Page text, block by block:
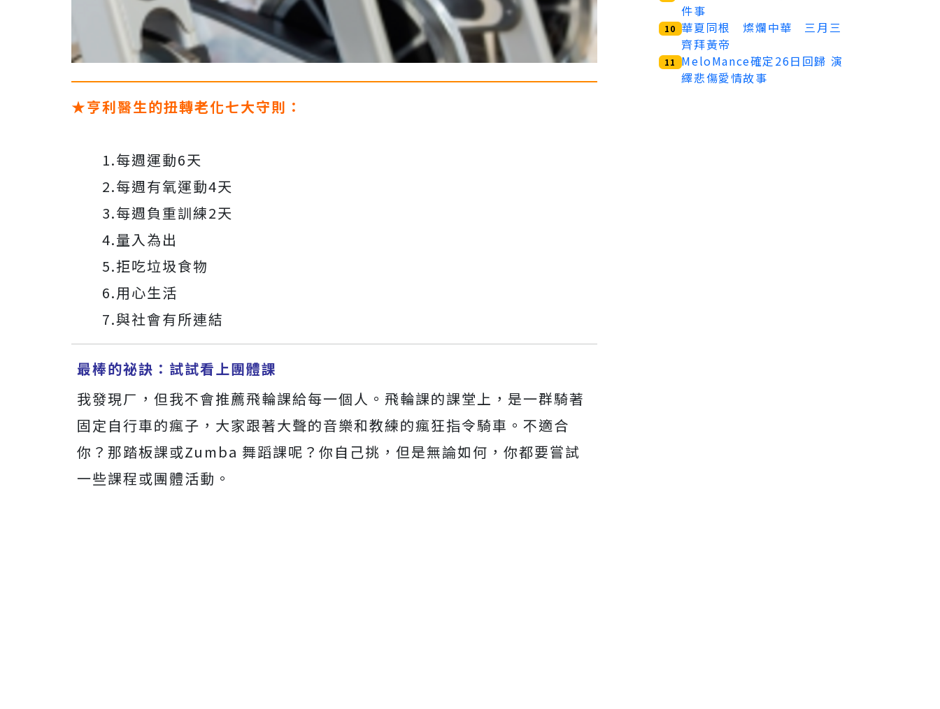
★亨利醫生的扭轉老化七大守則：
1.每週運動6天
2.每週有氧運動4天
3.每週負重訓練2天
4.量入為出
5.拒吃垃圾食物
6.用心生活
7.與社會有所連結
最棒的祕訣：試試看上團體課
我發現ㄏ，但我不會推薦飛輪課給每一個人。飛輪課的課堂上，是一群騎著
固定自行車的瘋子，大家跟著大聲的音樂和教練的瘋狂指令騎車。不適合
你？那踏板課或Zumba 舞蹈課呢？你自己挑，但是無論如何，你都要嘗試
一些課程或團體活動。
件事
10 華夏同根 燦爛中華 三月三
齊拜黃帝
11
MeloMance確定26日回歸 演
繹悲傷愛情故事